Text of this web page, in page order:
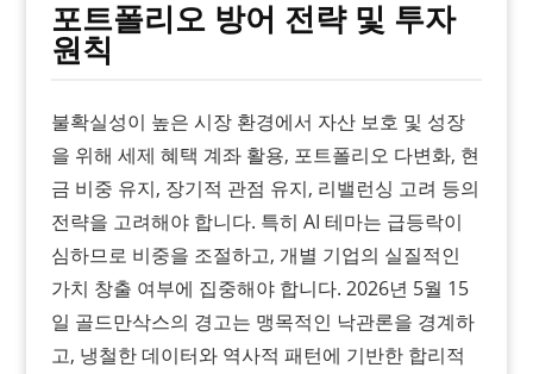
포트폴리오 방어 전략 및 투자
원칙
불확실성이 높은 시장 환경에서 자산 보호 및 성장
을 위해 세제 혜택 계좌 활용, 포트폴리오 다변화, 현
금 비중 유지, 장기적 관점 유지, 리밸런싱 고려 등의
전략을 고려해야 합니다. 특히 AI 테마는 급등락이
심하므로 비중을 조절하고, 개별 기업의 실질적인
가치 창출 여부에 집중해야 합니다. 2026년 5월 15
일 골드만삭스의 경고는 맹목적인 낙관론을 경계하
고, 냉철한 데이터와 역사적 패턴에 기반한 합리적